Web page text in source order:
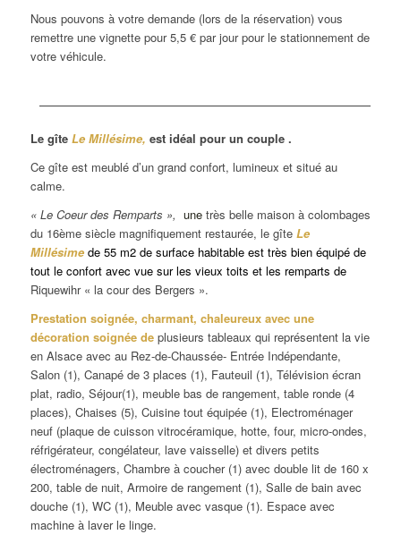
Nous pouvons à votre demande (lors de la réservation) vous
remettre une vignette pour 5,5 € par jour pour le stationnement de
votre véhicule.
Le gîte Le Millésime, est idéal pour un couple .
Ce gîte est meublé d’un grand confort, lumineux et situé au
calme.
« Le Coeur des Remparts », unetrès belle maison à colombages
du 16ème siècle magnifiquement restaurée, le gîte Le
Millésime de 55 m2 de surface habitableest très bien équipé de
tout le confort avec vue sur les vieux toits et les remparts de
Riquewihr « la cour des Bergers ».
Prestation soignée, charmant, chaleureux avec une
décoration soignée deplusieurs tableaux qui représentent la vie
en Alsace avec au Rez-de-Chaussée- Entrée Indépendante,
Salon (1), Canapé de 3 places (1), Fauteuil (1), Télévision écran
plat, radio, Séjour(1), meuble bas de rangement, table ronde (4
places), Chaises (5), Cuisine tout équipée (1), Electroménager
neuf (plaque de cuisson vitrocéramique, hotte, four, micro-ondes,
réfrigérateur, congélateur, lave vaisselle) et divers petits
électroménagers, Chambre à coucher (1) avec double lit de 160 x
200, table de nuit, Armoire de rangement (1), Salle de bain avec
douche (1), WC (1), Meuble avec vasque (1). Espace avec
machine à laver le linge.